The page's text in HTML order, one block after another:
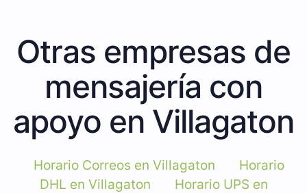
Otras empresas de
mensajería con
apoyo en Villagaton
Horario Correos en Villagaton
Horario
DHL en Villagaton
Horario UPS en